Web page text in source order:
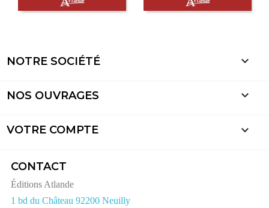
NOTRE SOCIÉTÉ 
NOS OUVRAGES 
VOTRE COMPTE 
CONTACT
Éditions Atlande
1 bd du Château 92200 Neuilly